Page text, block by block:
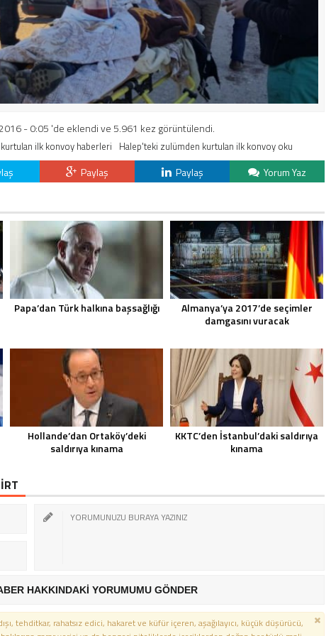
- 0:05 'de eklendi ve 5.961 kez görüntülendi.
ilk konvoy haberleri Halep'teki zulümden kurtulan ilk konvoy oku
Paylaş Paylaş Yorum Yaz
Papa’dan Türk halkına başsağlığı
Almanya’ya 2017’de seçimler
damgasını vuracak
Hollande’dan Ortaköy’deki
saldırıya kınama
KKTC’den İstanbul’daki saldırıya
kınama
HAKKINDAKİ YORUMUMU GÖNDER
tehditkar, rahatsız edici, hakaret ve küfür içeren, aşağılayıcı, küçük düşürücü,